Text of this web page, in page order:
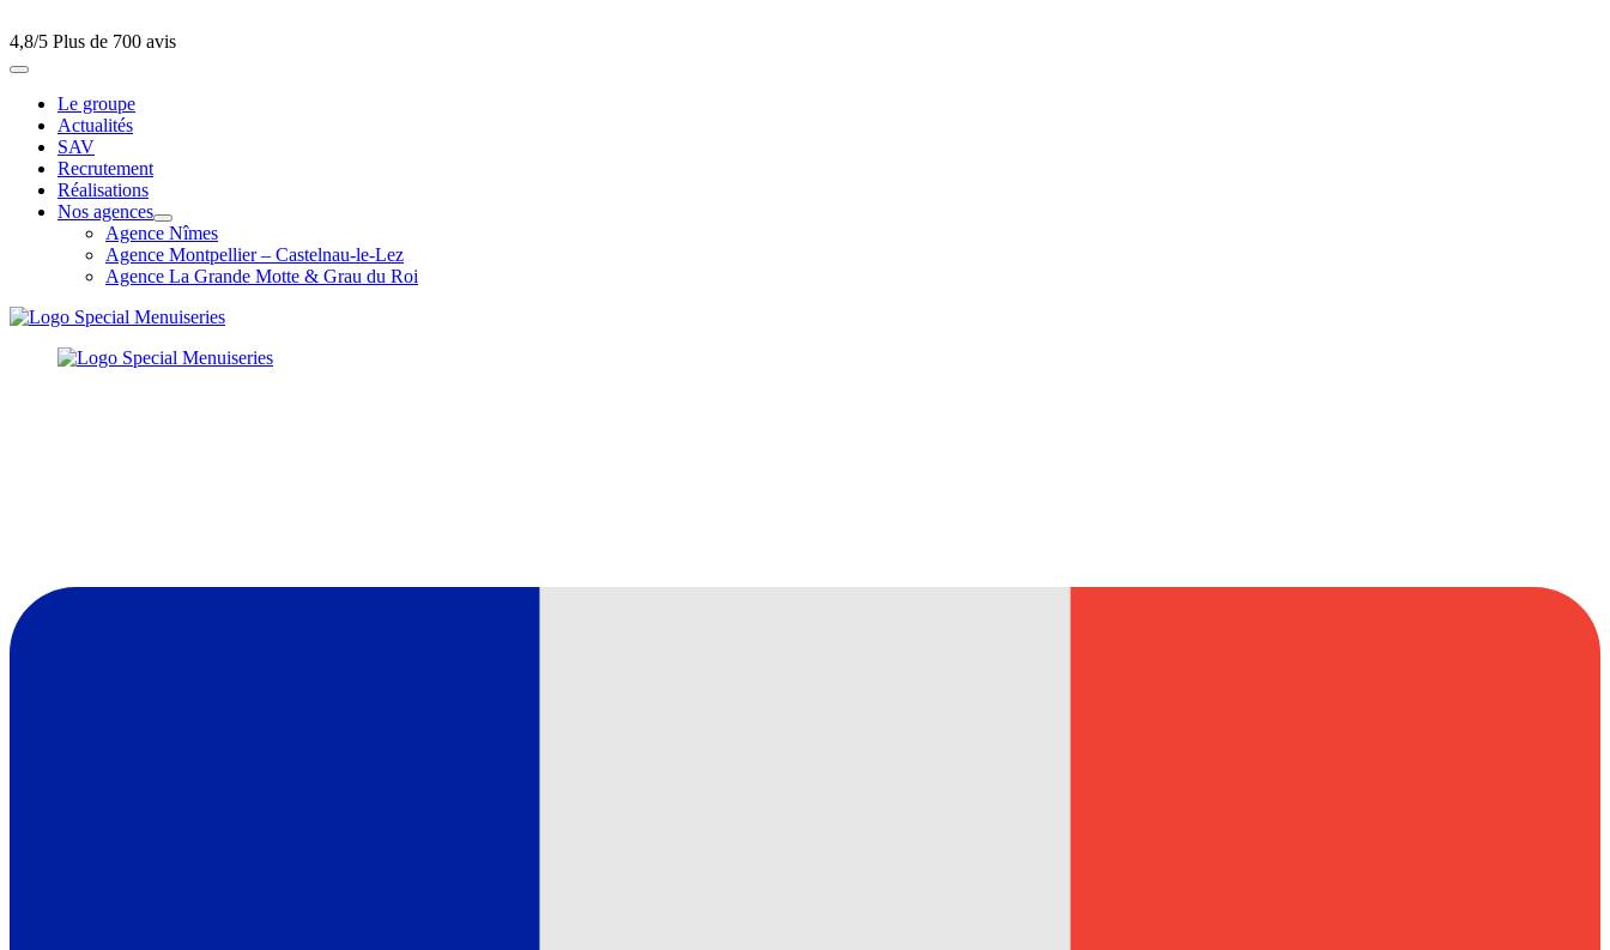
4,8/5 Plus de 700 avis
Le groupe
Actualités
SAV
Recrutement
Réalisations
Nos agences
Agence Nîmes
Agence Montpellier – Castelnau-le-Lez
Agence La Grande Motte & Grau du Roi